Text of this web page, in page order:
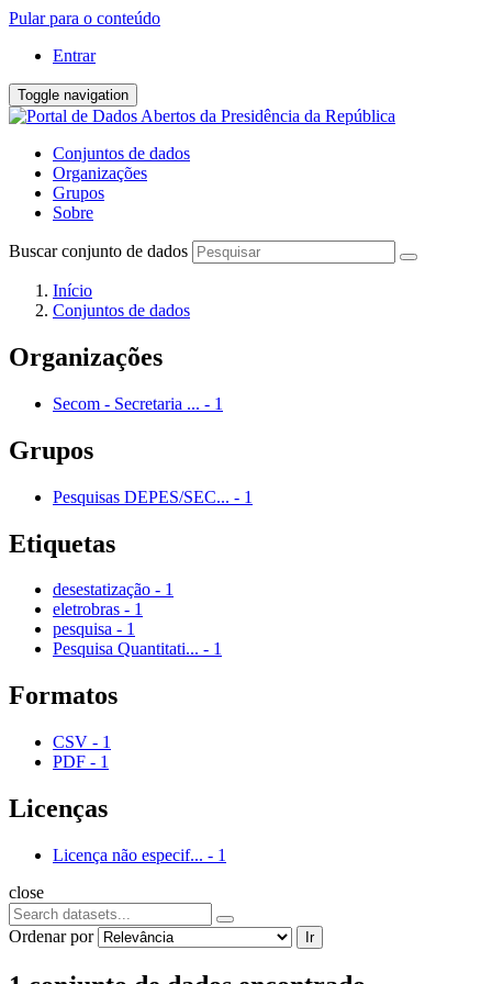
Pular para o conteúdo
Entrar
Toggle navigation
Conjuntos de dados
Organizações
Grupos
Sobre
Buscar conjunto de dados
Início
Conjuntos de dados
Organizações
Secom - Secretaria ... - 1
Grupos
Pesquisas DEPES/SEC... - 1
Etiquetas
desestatização - 1
eletrobras - 1
pesquisa - 1
Pesquisa Quantitati... - 1
Formatos
CSV - 1
PDF - 1
Licenças
Licença não especif... - 1
close
Ordenar por Ir